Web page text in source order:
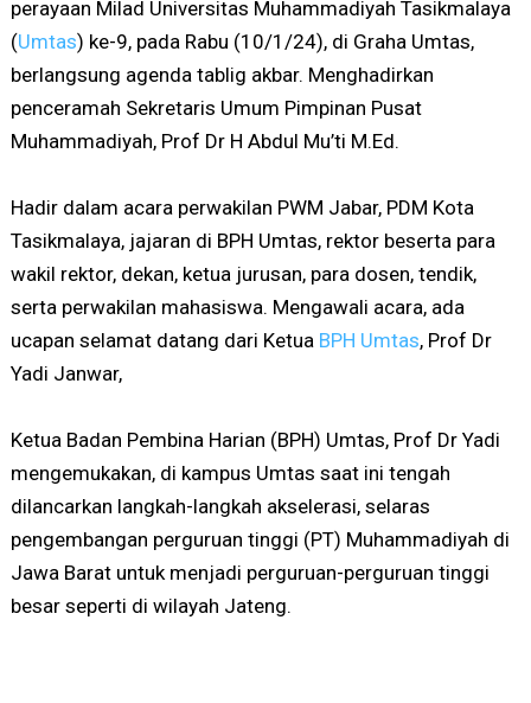
perayaan Milad Universitas Muhammadiyah Tasikmalaya
(Umtas) ke-9, pada Rabu (10/1/24), di Graha Umtas,
berlangsung agenda tablig akbar. Menghadirkan
penceramah Sekretaris Umum Pimpinan Pusat
Muhammadiyah, Prof Dr H Abdul Mu’ti M.Ed.
Hadir dalam acara perwakilan PWM Jabar, PDM Kota
Tasikmalaya, jajaran di BPH Umtas, rektor beserta para
wakil rektor, dekan, ketua jurusan, para dosen, tendik,
serta perwakilan mahasiswa. Mengawali acara, ada
ucapan selamat datang dari Ketua BPH Umtas, Prof Dr
Yadi Janwar,
Ketua Badan Pembina Harian (BPH) Umtas, Prof Dr Yadi
mengemukakan, di kampus Umtas saat ini tengah
dilancarkan langkah-langkah akselerasi, selaras
pengembangan perguruan tinggi (PT) Muhammadiyah di
Jawa Barat untuk menjadi perguruan-perguruan tinggi
besar seperti di wilayah Jateng.